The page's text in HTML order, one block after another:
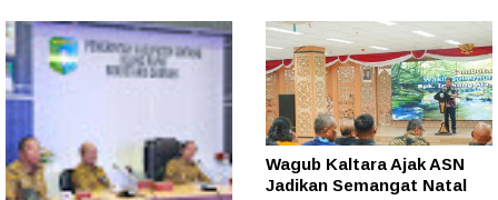
Wagub Kaltara Ajak ASN
Jadikan Semangat Natal